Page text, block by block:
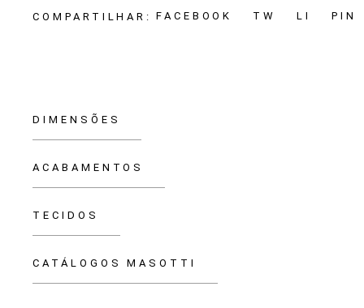
COMPARTILHAR: FACEBOOK TW LI PIN
DIMENSÕES
ACABAMENTOS
TECIDOS
CATÁLOGOS MASOTTI